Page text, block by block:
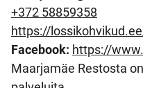
+372 58859358
https://
Facebook: https://
Maarjamäe Restosta